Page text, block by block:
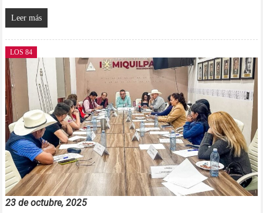
Leer más
LOS 84
23 de octubre, 2025